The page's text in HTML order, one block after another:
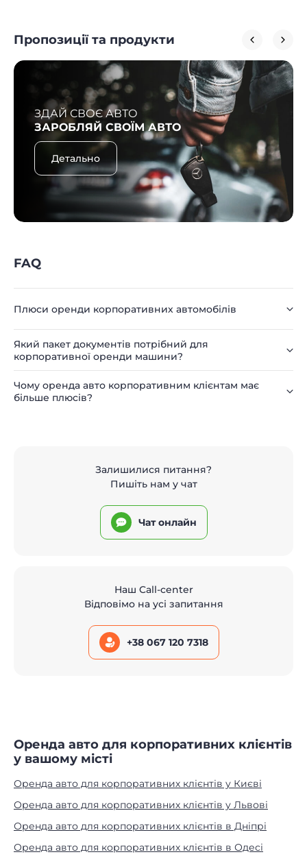
Пропозиції та продукти
ЗДАЙ СВОЄ АВТО
ЗАРОБЛЯЙ СВОЇМ АВТО
Детально
FAQ
Плюси оренди корпоративних автомобілів
Який пакет документів потрібний для
корпоративної оренди машини?
Чому оренда авто корпоративним клієнтам має
більше плюсів?
Залишилися питання?
Пишіть нам у чат
Чат онлайн
Наш Call-center
Відповімо на усі запитання
+38 067 120 7318
Оренда авто для корпоративних клієнтів
у вашому місті
Оренда авто для корпоративних клієнтів у Києві
Оренда авто для корпоративних клієнтів у Львові
Оренда авто для корпоративних клієнтів в Дніпрі
Оренда авто для корпоративних клієнтів в Одесі